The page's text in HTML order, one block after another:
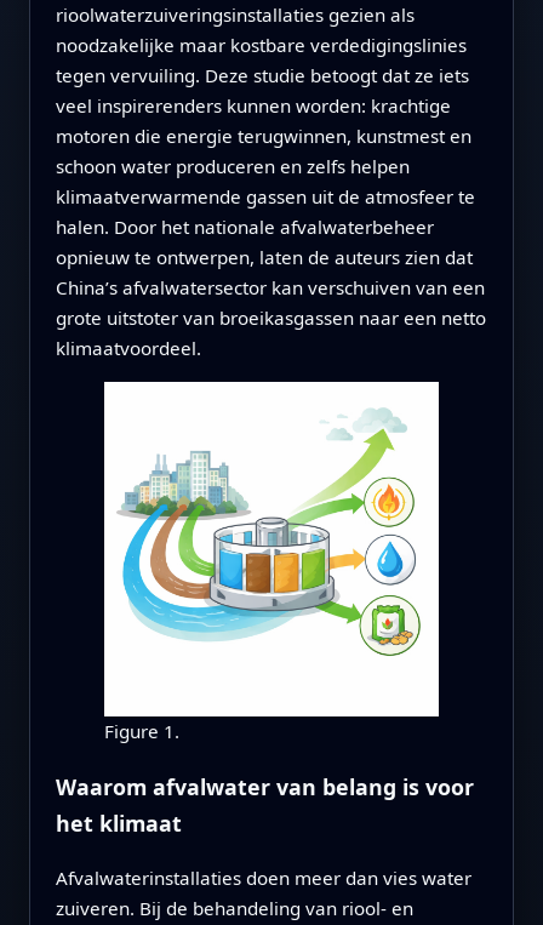
rioolwaterzuiveringsinstallaties gezien als
noodzakelijke maar kostbare verdedigingslinies
tegen vervuiling. Deze studie betoogt dat ze iets
veel inspirerenders kunnen worden: krachtige
motoren die energie terugwinnen, kunstmest en
schoon water produceren en zelfs helpen
klimaatverwarmende gassen uit de atmosfeer te
halen. Door het nationale afvalwaterbeheer
opnieuw te ontwerpen, laten de auteurs zien dat
China’s afvalwatersector kan verschuiven van een
grote uitstoter van broeikasgassen naar een netto
klimaatvoordeel.
Figure 1.
Waarom afvalwater van belang is voor
het klimaat
Afvalwaterinstallaties doen meer dan vies water
zuiveren. Bij de behandeling van riool- en